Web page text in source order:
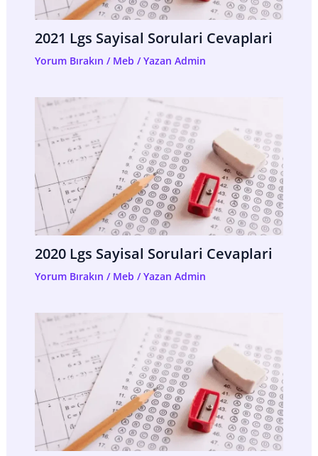
2021 Lgs Sayisal Sorulari Cevaplari
Yorum Bırakın / Meb / Yazan Admin
2020 Lgs Sayisal Sorulari Cevaplari
Yorum Bırakın / Meb / Yazan Admin